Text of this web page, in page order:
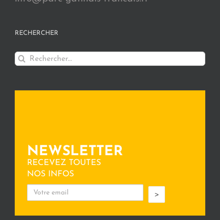
RECHERCHER
Rechercher:
NEWSLETTER
RECEVEZ TOUTES
NOS INFOS
>